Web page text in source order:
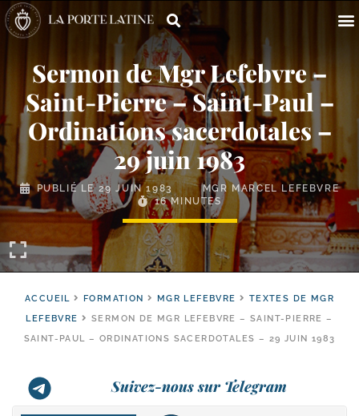
Sermon de Mgr Lefebvre –
Saint-​Pierre – Saint-​Paul –
Ordinations sacerdotales –
29 juin 1983
PUBLIÉ LE 29 JUIN 1983
MGR MARCEL LEFEBVRE
16 MINUTES
ACCUEIL FORMATION MGR LEFEBVRE
TEXTES DE MGR
LEFEBVRE
SERMON DE MGR LEFEBVRE – SAINT-PIERRE –
SAINT-PAUL – ORDINATIONS SACERDOTALES – 29 JUIN 1983
Suivez-nous sur Telegram